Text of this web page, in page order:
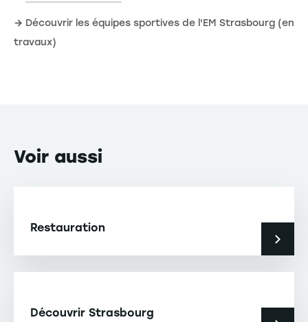
→ Découvrir les équipes sportives de l'EM Strasbourg (en
travaux)
Voir aussi
Restauration
Découvrir Strasbourg